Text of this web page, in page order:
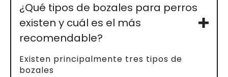
¿Qué tipos de bozales para perros
existen y cuál es el más
recomendable?
Existen principalmente tres tipos de
bozales